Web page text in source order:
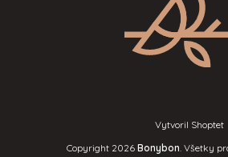
Vytvoril Shoptet
Copyright 2026 Bonybon . Všetky